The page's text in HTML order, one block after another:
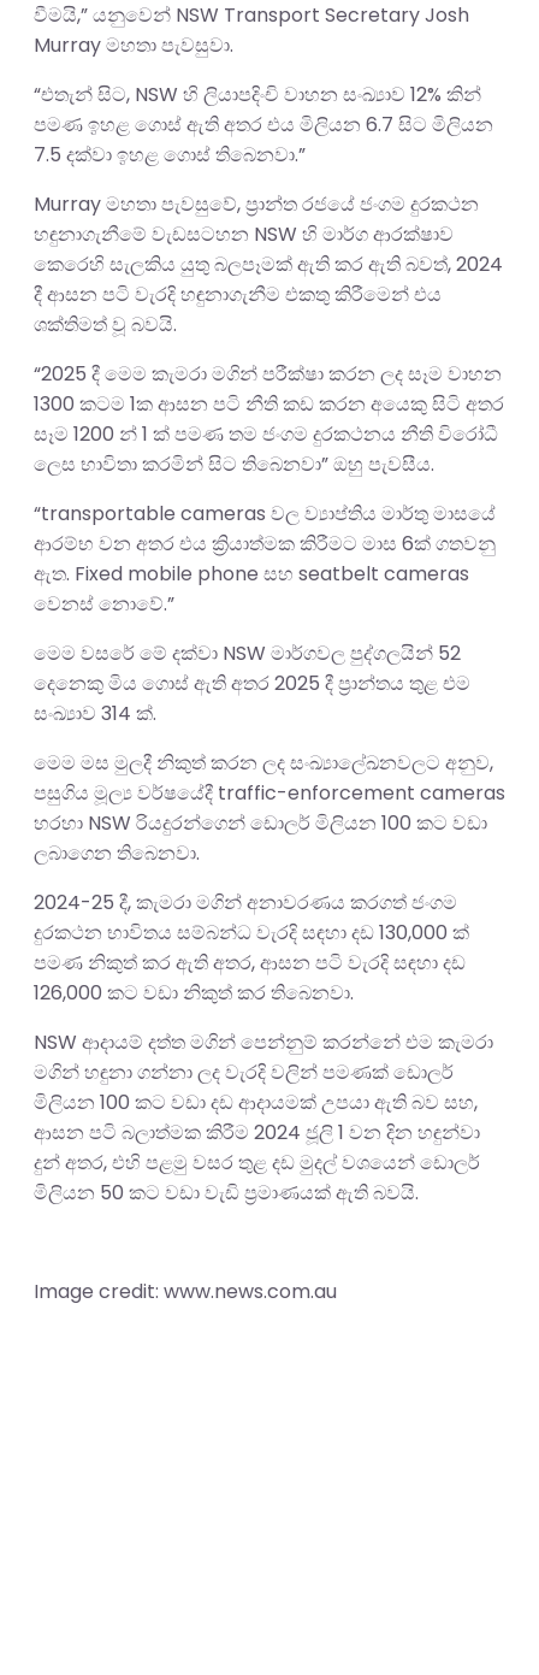
වීමයි,” යනුවෙන් NSW Transport Secretary Josh
Murray මහතා පැවසුවා.
“එතැන් සිට, NSW හි ලියාපදිංචි වාහන සංඛ්‍යාව 12% කින්
පමණ ඉහළ ගොස් ඇති අතර එය මිලියන 6.7 සිට මිලියන
7.5 දක්වා ඉහළ ගොස් තිබෙනවා.”
Murray මහතා පැවසුවේ, ප්‍රාන්ත රජයේ ජංගම දුරකථන
හඳුනාගැනීමේ වැඩසටහන NSW හි මාර්ග ආරක්ෂාව
කෙරෙහි සැලකිය යුතු බලපෑමක් ඇති කර ඇති බවත්, 2024
දී ආසන පටි වැරදි හඳුනාගැනීම එකතු කිරීමෙන් එය
ශක්තිමත් වූ බවයි.
“2025 දී මෙම කැමරා මගින් පරීක්ෂා කරන ලද සෑම වාහන
1300 කටම 1ක ආසන පටි නීති කඩ කරන අයෙකු සිටි අතර
සෑම 1200 න් 1 ක් පමණ තම ජංගම දුරකථනය නීති විරෝධී
ලෙස භාවිතා කරමින් සිට තිබෙනවා” ඔහු පැවසීය.
“transportable cameras වල ව්‍යාප්තිය මාර්තු මාසයේ
ආරම්භ වන අතර එය ක්‍රියාත්මක කිරීමට මාස 6ක් ගතවනු
ඇත. Fixed mobile phone සහ seatbelt cameras
වෙනස් නොවේ.”
මෙම වසරේ මේ දක්වා NSW මාර්ගවල පුද්ගලයින් 52
දෙනෙකු මිය ගොස් ඇති අතර 2025 දී ප්‍රාන්තය තුළ එම
සංඛ්‍යාව 314 ක්.
මෙම මස මුලදී නිකුත් කරන ලද සංඛ්‍යාලේඛනවලට අනුව,
පසුගිය මූල්‍ය වර්ෂයේදී traffic-enforcement cameras
හරහා NSW රියදුරන්ගෙන් ඩොලර් මිලියන 100 කට වඩා
ලබාගෙන තිබෙනවා.
2024-25 දී, කැමරා මගින් අනාවරණය කරගත් ජංගම
දුරකථන භාවිතය සම්බන්ධ වැරදි සඳහා දඩ 130,000 ක්
පමණ නිකුත් කර ඇති අතර, ආසන පටි වැරදි සඳහා දඩ
126,000 කට වඩා නිකුත් කර තිබෙනවා.
NSW ආදායම් දත්ත මගින් පෙන්නුම් කරන්නේ එම කැමරා
මගින් හඳුනා ගන්නා ලද වැරදි වලින් පමණක් ඩොලර්
මිලියන 100 කට වඩා දඩ ආදායමක් උපයා ඇති බව සහ,
ආසන පටි බලාත්මක කිරීම 2024 ජූලි 1 වන දින හඳුන්වා
දුන් අතර, එහි පළමු වසර තුළ දඩ මුදල් වශයෙන් ඩොලර්
මිලියන 50 කට වඩා වැඩි ප්‍රමාණයක් ඇති බවයි.
Image credit: www.news.com.au